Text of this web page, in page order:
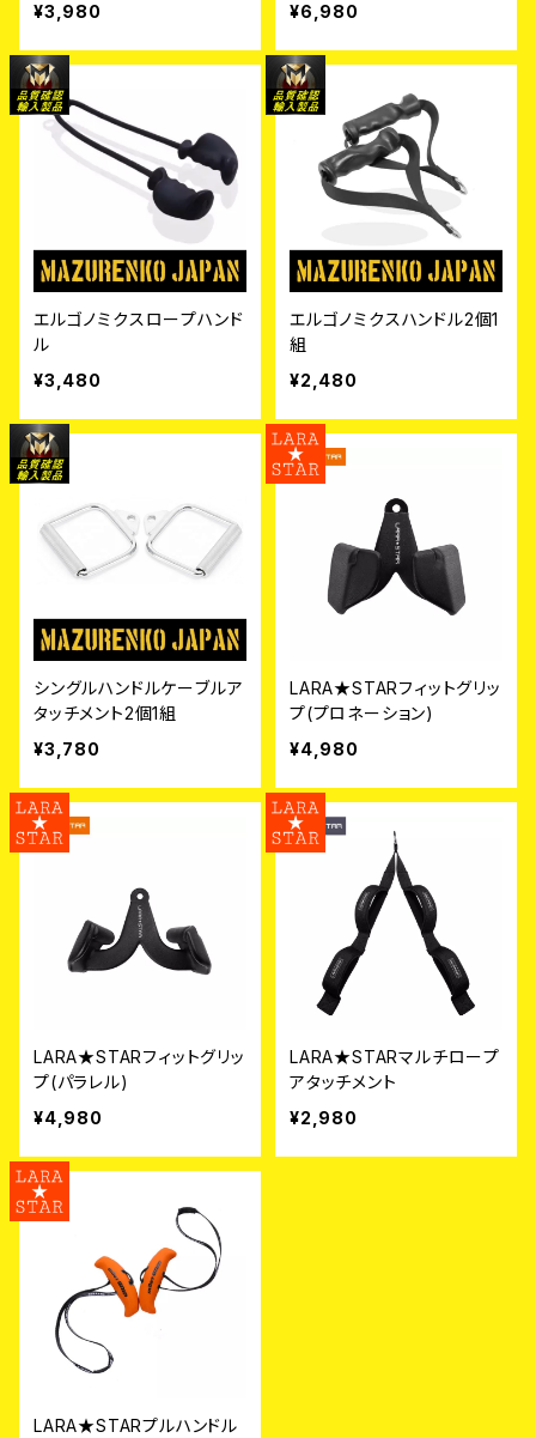
¥3,980
¥6,980
エルゴノミクスロープハンド
ル
¥3,480
エルゴノミクスハンドル2個1
組
¥2,480
シングルハンドルケーブルア
タッチメント2個1組
¥3,780
LARA★STARフィットグリッ
プ(プロネーション)
¥4,980
LARA★STARフィットグリッ
プ(パラレル)
¥4,980
LARA★STARマルチロープ
アタッチメント
¥2,980
LARA★STARプルハンドル